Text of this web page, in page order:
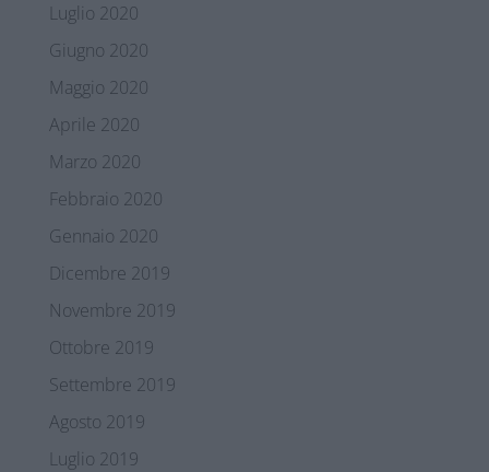
Luglio 2020
Giugno 2020
Maggio 2020
Aprile 2020
Marzo 2020
Febbraio 2020
Gennaio 2020
Dicembre 2019
Novembre 2019
Ottobre 2019
Settembre 2019
Agosto 2019
Luglio 2019